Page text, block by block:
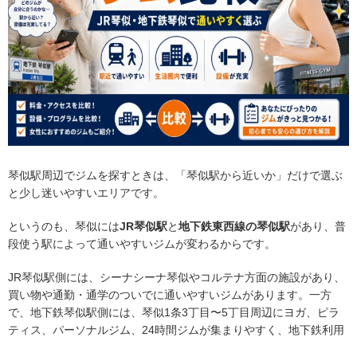
琴似駅周辺でジムを探すときは、「琴似駅から近いか」だけで選ぶ
と少し迷いやすいエリアです。
というのも、琴似にはJR琴似駅と地下鉄東西線の琴似駅があり、普
段使う駅によって通いやすいジムが変わるからです。
JR琴似駅側には、シーナシーナ琴似やコルテナ方面の施設があり、
買い物や通勤・通学のついでに通いやすいジムがあります。一方
で、地下鉄琴似駅側には、琴似1条3丁目〜5丁目周辺にヨガ、ピラ
ティス、パーソナルジム、24時間ジムが集まりやすく、地下鉄利用